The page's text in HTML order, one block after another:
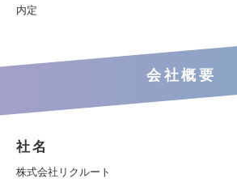
内定
会社概要
社名
株式会社リクルート